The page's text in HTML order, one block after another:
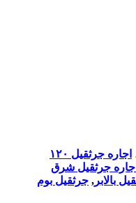
اجاره جرثقيل ١٢٠
اجاره جرثقيل شرق
بالابر , جرثقیل بوم